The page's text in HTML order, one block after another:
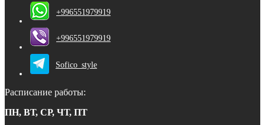
+996551979919
+996551979919
Sofico_style
Расписание работы:
ПН, ВТ, СР, ЧТ, ПТ